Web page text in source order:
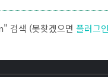
색 (못찾겠으면 플러그